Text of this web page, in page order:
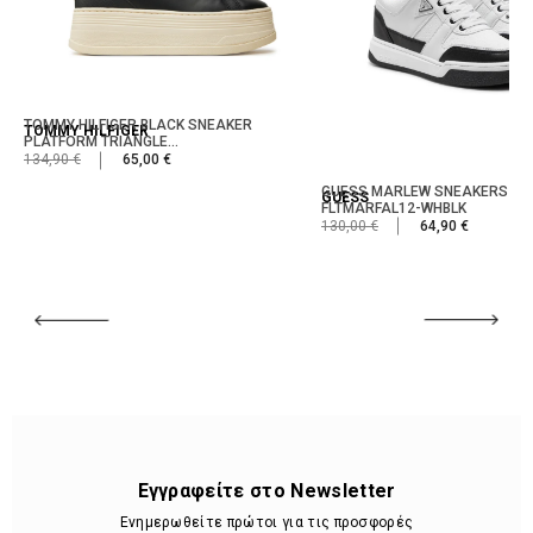
TOMMY HILFIGER
TOMMY HILFIGER BLACK SNEAKER
PLATFORM TRIANGLE...
134,90 €
65,00 €
GUESS
GUESS MARLEW SNEAKERS
FLTMARFAL12-WHBLK
130,00 €
64,90 €
Εγγραφείτε στο Newsletter
Ενημερωθείτε πρώτοι για τις προσφορές